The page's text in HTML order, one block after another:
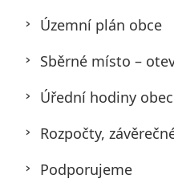
Územní plán obce
Sběrné místo –
Úřední hodiny
Rozpočty,
Podporujeme